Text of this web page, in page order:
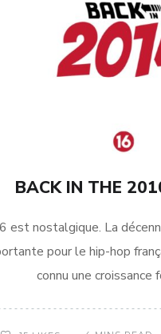
BACK IN THE
est nostalgique. La
pour le hip-hop
connu une